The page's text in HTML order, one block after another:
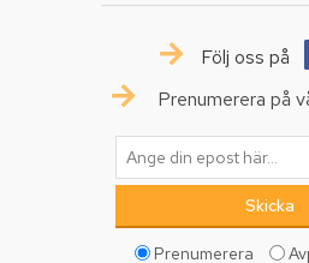
Följ oss på
Prenumerera på
Prenumerera